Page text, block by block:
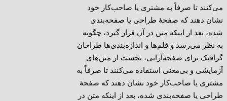
می‌کنند تا صرفاً به مشتری یا صاحب‌کار خود
نشان دهند که صفحهٔ طراحی یا صفحه‌بندی
شده، بعد از اینکه متن در آن قرار گیرد، چگونه
به نظر می‌رسد و قلم‌ها و اندازه‌بندی‌ها طراحان
گرافیک برای صفحه‌آرایی، نخست از متن‌های
آزمایشی و بی‌معنی استفاده می‌کنند تا صرفاً به
مشتری یا صاحب‌کار خود نشان دهند که صفحهٔ
طراحی یا صفحه‌بندی شده، بعد از اینکه متن در